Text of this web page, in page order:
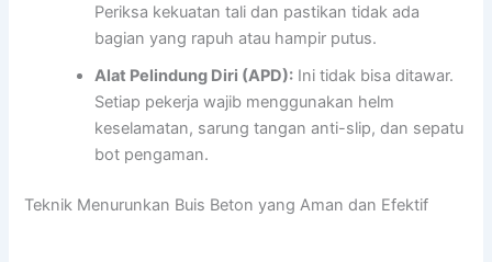
Periksa kekuatan tali dan pastikan tidak ada
bagian yang rapuh atau hampir putus.
Alat Pelindung Diri (APD): Ini tidak bisa ditawar.
Setiap pekerja wajib menggunakan helm
keselamatan, sarung tangan anti-slip, dan sepatu
bot pengaman.
Teknik Menurunkan Buis Beton yang Aman dan Efektif